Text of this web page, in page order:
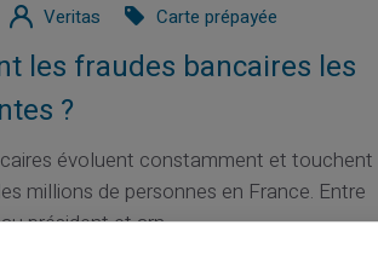
Veritas Carte prépayée
les fraudes bancaires les
?
évoluent constamment et touchent
millions de personnes en France. Entre
président et arn...